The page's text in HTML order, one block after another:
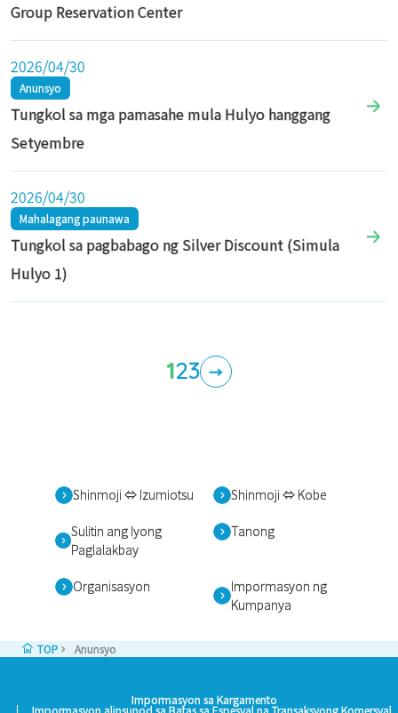
Group Reservation Center
2026/04/30
Anunsyo
Tungkol sa mga pamasahe mula Hulyo hanggang
Setyembre
2026/04/30
Mahalagang paunawa
Tungkol sa pagbabago ng Silver Discount (Simula
Hulyo 1)
123 →
Shinmoji ⇔ Izumiotsu Shinmoji ⇔ Kobe
Sulitin ang Iyong
Paglalakbay
Tanong
Organisasyon
Impormasyon ng
Kumpanya
TOP Anunsyo
Impormasyon sa Kargamento
Impormasyon alinsunod sa Batas sa Espesyal na Transaksyong Komersyal